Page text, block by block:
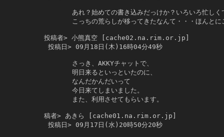
あれ？始めての書き込みだっけか？いろいろ忙しく
こっちの荒らしが移ってきたなんて・・・ほんとに
     投稿者> 小熊真空 [cache02.na.rim.or.jp]
      投稿日> 09月18日(木)16時04分49秒
            さっき、AKKYチャットで、
            明日来るといっといたのに、
            なんだかんだいって
            今日来てしまいました。
            また、利用させてもらいます。
     稿者> あきら [cache01.na.rim.or.jp]
      投稿日> 09月17日(水)20時50分20秒